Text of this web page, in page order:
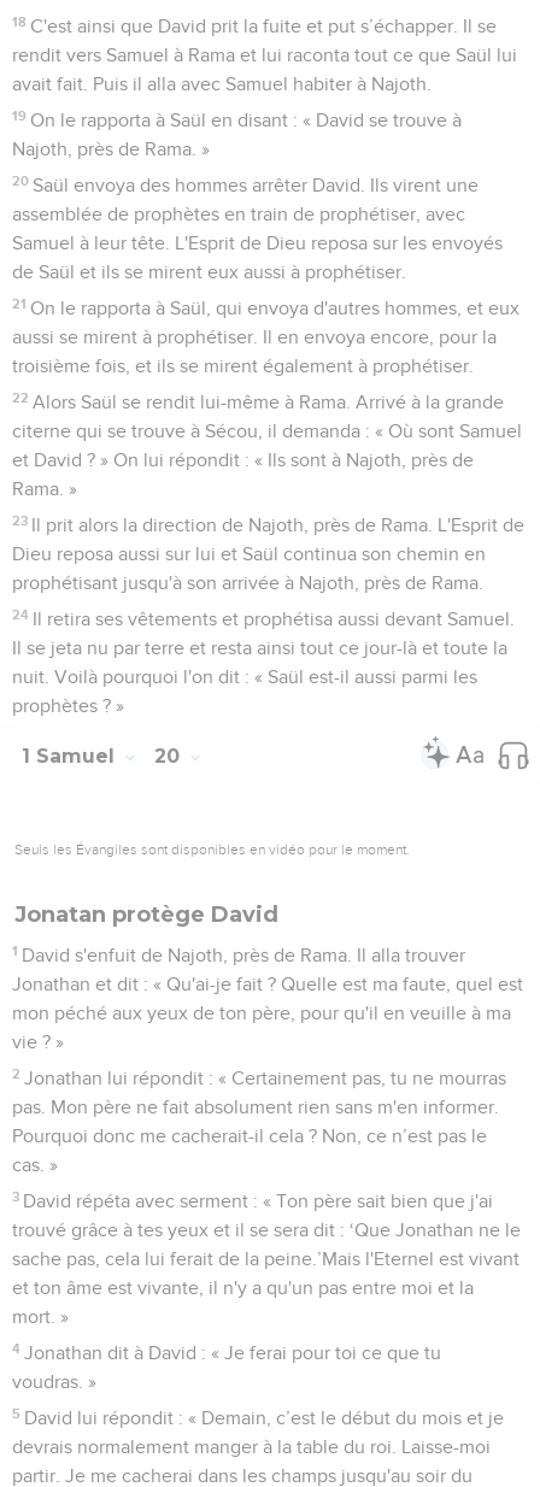
18 C'est ainsi que David prit la fuite et put s’échapper. Il se
rendit vers Samuel à Rama et lui raconta tout ce que Saül lui
avait fait. Puis il alla avec Samuel habiter à Najoth.
19 On le rapporta à Saül en disant : « David se trouve à
Najoth, près de Rama. »
20 Saül envoya des hommes arrêter David. Ils virent une
assemblée de prophètes en train de prophétiser, avec
Samuel à leur tête. L'Esprit de Dieu reposa sur les envoyés
de Saül et ils se mirent eux aussi à prophétiser.
21 On le rapporta à Saül, qui envoya d'autres hommes, et eux
aussi se mirent à prophétiser. Il en envoya encore, pour la
troisième fois, et ils se mirent également à prophétiser.
22 Alors Saül se rendit lui-même à Rama. Arrivé à la grande
citerne qui se trouve à Sécou, il demanda : « Où sont Samuel
et David ? » On lui répondit : « Ils sont à Najoth, près de
Rama. »
23 Il prit alors la direction de Najoth, près de Rama. L'Esprit de
Dieu reposa aussi sur lui et Saül continua son chemin en
prophétisant jusqu'à son arrivée à Najoth, près de Rama.
24 Il retira ses vêtements et prophétisa aussi devant Samuel.
Il se jeta nu par terre et resta ainsi tout ce jour-là et toute la
nuit. Voilà pourquoi l'on dit : « Saül est-il aussi parmi les
prophètes ? »
1 Samuel 20
Seuls les Évangiles sont disponibles en vidéo pour le moment.
Jonatan protège David
1 David s'enfuit de Najoth, près de Rama. Il alla trouver
Jonathan et dit : « Qu'ai-je fait ? Quelle est ma faute, quel est
mon péché aux yeux de ton père, pour qu'il en veuille à ma
vie ? »
2 Jonathan lui répondit : « Certainement pas, tu ne mourras
pas. Mon père ne fait absolument rien sans m'en informer.
Pourquoi donc me cacherait-il cela ? Non, ce n’est pas le
cas. »
3 David répéta avec serment : « Ton père sait bien que j'ai
trouvé grâce à tes yeux et il se sera dit : ‘Que Jonathan ne le
sache pas, cela lui ferait de la peine.’Mais l'Eternel est vivant
et ton âme est vivante, il n'y a qu'un pas entre moi et la
mort. »
4 Jonathan dit à David : « Je ferai pour toi ce que tu
voudras. »
5 David lui répondit : « Demain, c’est le début du mois et je
devrais normalement manger à la table du roi. Laisse-moi
partir. Je me cacherai dans les champs jusqu'au soir du